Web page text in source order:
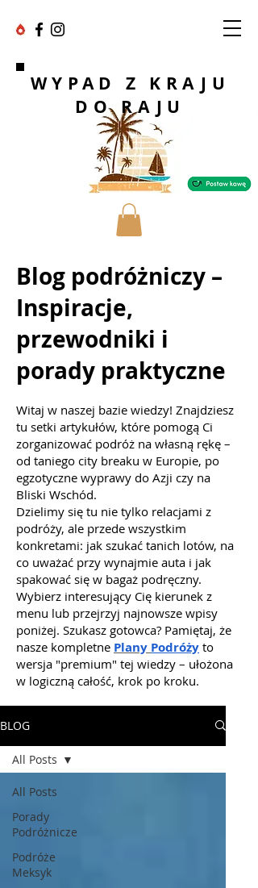
WYPAD Z KRAJU
DO RAJU
Blog podróżniczy –
Inspiracje,
przewodniki i
porady praktyczne
Witaj w naszej bazie wiedzy! Znajdziesz
tu setki artykułów, które pomogą Ci
zorganizować podróż na własną rękę –
od taniego city breaku w Europie, po
egzotyczne wyprawy do Azji czy na
Bliski Wschód.
Dzielimy się tu nie tylko relacjami z
podróży, ale przede wszystkim
konkretami: jak szukać tanich lotów, na
co uważać przy wynajmie auta i jak
spakować się w bagaż podręczny.
Wybierz interesujący Cię kierunek z
menu lub przejrzyj najnowsze wpisy
poniżej. Szukasz gotowca? Pamiętaj, że
nasze kompletne Plany Podróży to
wersja "premium" tej wiedzy – ułożona
w logiczną całość, krok po kroku.
BLOG
All Posts
Porady
Podróżnicze
Podróże
Meksyk
All Posts